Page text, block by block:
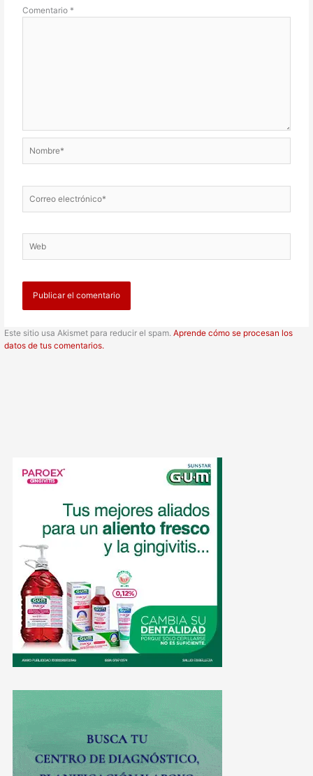
Comentario *
electrónico*
Este sitio usa Akismet para reducir el spam.Aprende cómo se procesan los
datos de tus comentarios.